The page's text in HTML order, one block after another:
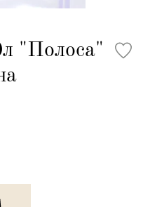
"Полоса"